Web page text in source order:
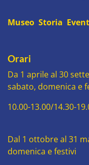
Museo Storia
Orari
Da 1 aprile al 30
sabato, domenica e
10.00-13.00/14.30-
Dal 1 ottobre al 31
domenica e festivi